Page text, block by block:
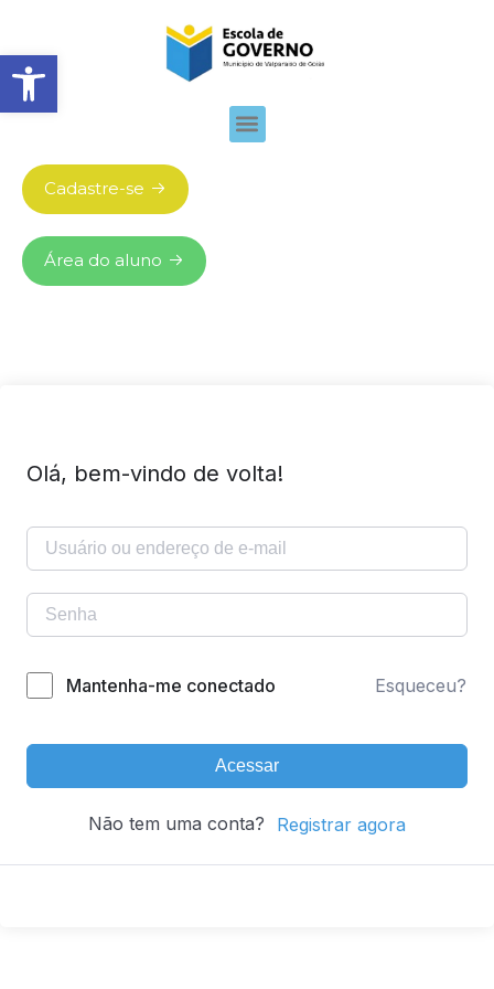
Abrir barra de ferramentas
Cadastre-se
Área do aluno
Olá, bem-vindo de volta!
Mantenha-me conectado Esqueceu?
Acessar
Não tem uma conta? Registrar agora